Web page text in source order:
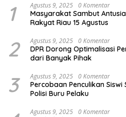
1 Agustus 9, 2025 0 Komentar
Masyarakat Sambut
Rakyat Riau 15 Agustus
2 Agustus 9, 2025 0 Komentar
DPR Dorong Optimalisasi
dari Banyak Pihak
3 Agustus 9, 2025 0 Komentar
Percobaan Penculikan Siswi
Polisi Buru Pelaku
Agustus 9, 2025 0 Komentar